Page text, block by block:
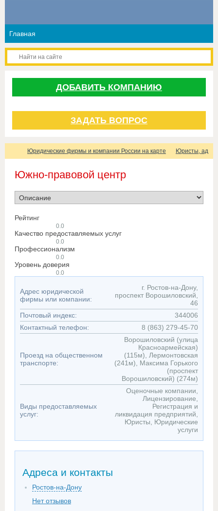
ДОБАВИТЬ КОМПАНИЮ
ЗАДАТЬ ВОПРОС
Юридические фирмы и компании России на карте Юристы,
Южно-правовой центр
Рейтинг
0.0
Качество предоставляемых услуг
0.0
Профессионализм
0.0
Уровень доверия
0.0
Адрес юридической
фирмы или компании:
г. Ростов-на-Дону,
проспект Ворошиловский,
46
Почтовый индекс:
344006
Контактный телефон:
8 (863) 279-45-70
Проезд на общественном
транспорте:
Ворошиловский (улица
Красноармейская)
(115м), Лермонтовская
(241м), Максима Горького
(проспект
Ворошиловский) (274м)
Виды предоставляемых
услуг:
Оценочные компании,
Лицензирование,
Регистрация и
ликвидация предприятий,
Юристы, Юридические
услуги
Адреса и контакты
Ростов-на-Дону
Нет отзывов